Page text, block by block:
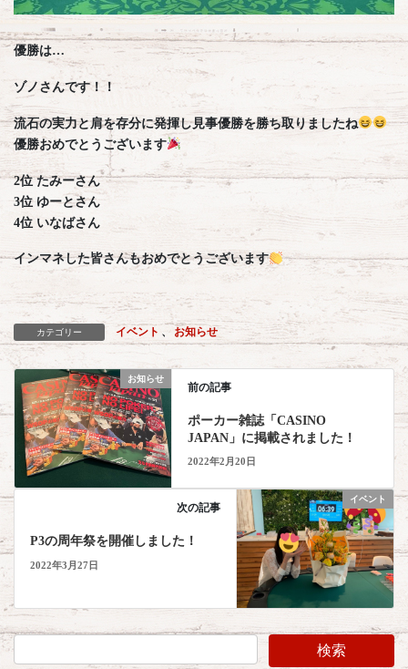
優勝は…
ゾノさんです！！
流石の実力と肩を存分に発揮し見事優勝を勝ち取りましたね
優勝おめでとうございます
2位 たみーさん
3位 ゆーとさん
4位 いなばさん
インマネした皆さんもおめでとうございます
カテゴリー イベント 、 お知らせ
お知らせ
前の記事
ポーカー雑誌「CASINO
JAPAN」に掲載されました！
2022年2月20日
イベント
次の記事
P3の周年祭を開催しました！
2022年3月27日